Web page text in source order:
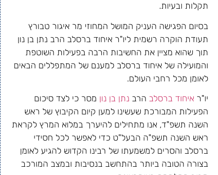
תקלות ובעיות.
בסיום הפגישה העניק המושל המחוזי מר איגור טבורץ
תעודת הוקרה רשמית ליו"ר איחוד ברסלב הרב נתן בן נון
תוך שהוא מציין את החשיבות הרבה בפעילות השוטפת
והמועילה של איחוד ברסלב למענם של המתפללים הבאים
לאומן מכל רחבי העולם.
יו"ר איחוד ברסלב הרב נתן בן נון מסר כי לצד סיכום
הפעילות המבורכת שעשינו למען קיום הקיבוץ של ראש
השנה תשפ"ד, אנו מתחילים להיערך במלוא המרץ לקראת
ראש השנה תשפ"ה הבעל"ט כדי לאפשר לכל חסידי
ברסלב והסרים למשמעתו של רבינו הקדוש להגיע לאומן
בצורה הטובה ביותר בהתחשב בנסיבות ובמצב המורכב